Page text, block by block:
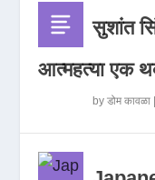
सुशांत
आत्महत्या एक
byडोम कावळा